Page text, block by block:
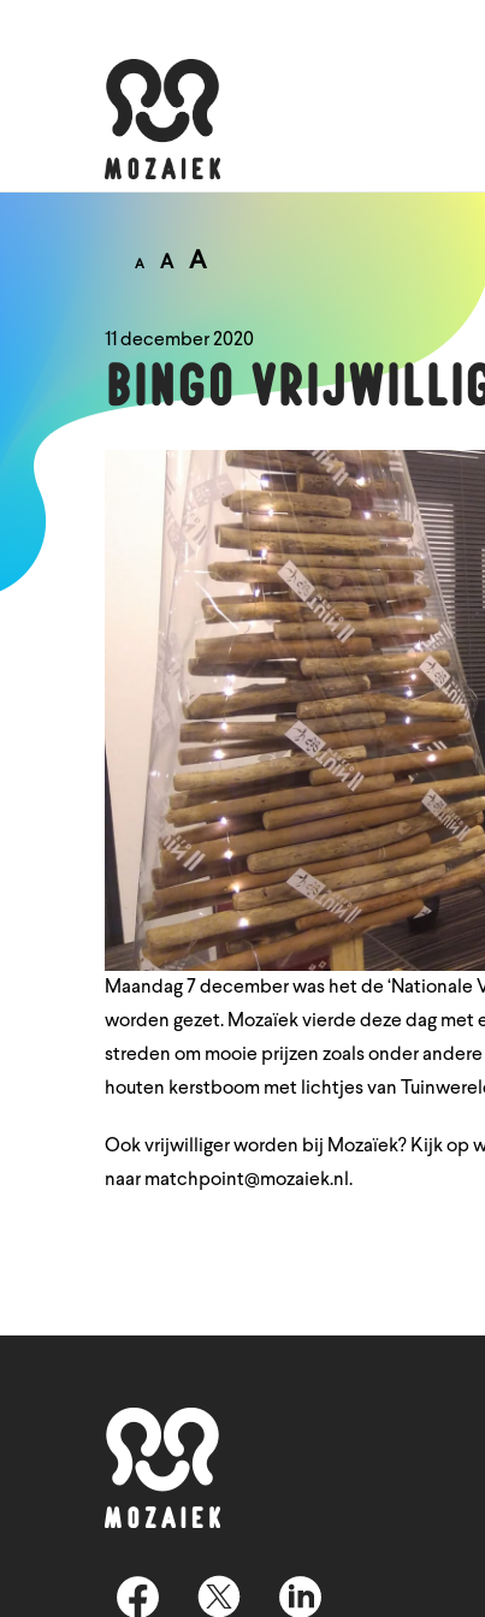
A A A
11 december 2020
BINGO
Maandag 7 december was het de ‘Nationale
worden gezet. Mozaïek vierde deze dag met
streden om mooie prijzen zoals onder
houten kerstboom met lichtjes van
Ook vrijwilliger worden bij Mozaïek? Kijk op
naar matchpoint@mozaiek.nl.